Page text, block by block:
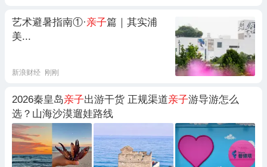
艺术避暑指南①·亲子篇｜其实浦
美...
新浪财经 刚刚
2026秦皇岛亲子出游干货 正规渠道亲子游导游怎么
选？山海沙漠遛娃路线